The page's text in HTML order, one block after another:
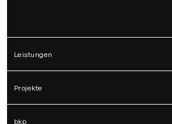
Leistungen
Projekte
bkp